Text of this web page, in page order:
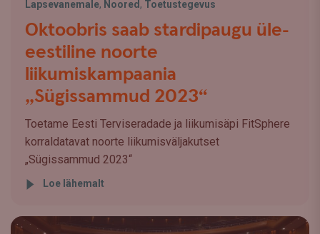
Lapsevanemale, Noored , Toetustegevus
Oktoobris saab stardipaugu üle-
eestiline noorte
liikumiskampaania
„Sügissammud 2023“
Toetame Eesti Terviseradade ja liikumisäpi FitSphere
korraldatavat noorte liikumisväljakutset
„Sügissammud 2023“
Loe lähemalt